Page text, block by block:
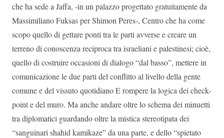
che ha sede a Jaffa, -in un palazzo progettato gratuitamente da
Massimiliano Fuksas per Shimon Peres-, Centro che ha come
scopo quello di gettare ponti tra le parti avverse e creare un
terreno di conoscenza reciproca tra israeliani e palestinesi; cioè,
quello di costruire occasioni di dialogo “dal basso”, mettere in
comunicazione le due parti del conflitto al livello della gente
comune e del vissuto quotidiano E rompere la logica dei check-
point e del muro. Ma anche andare oltre lo schema dei minuetti
tra diplomatici guardando oltre la mistica stereotipata dei
“sanguinari shahid kamikaze” da una parte, e dello “spietato